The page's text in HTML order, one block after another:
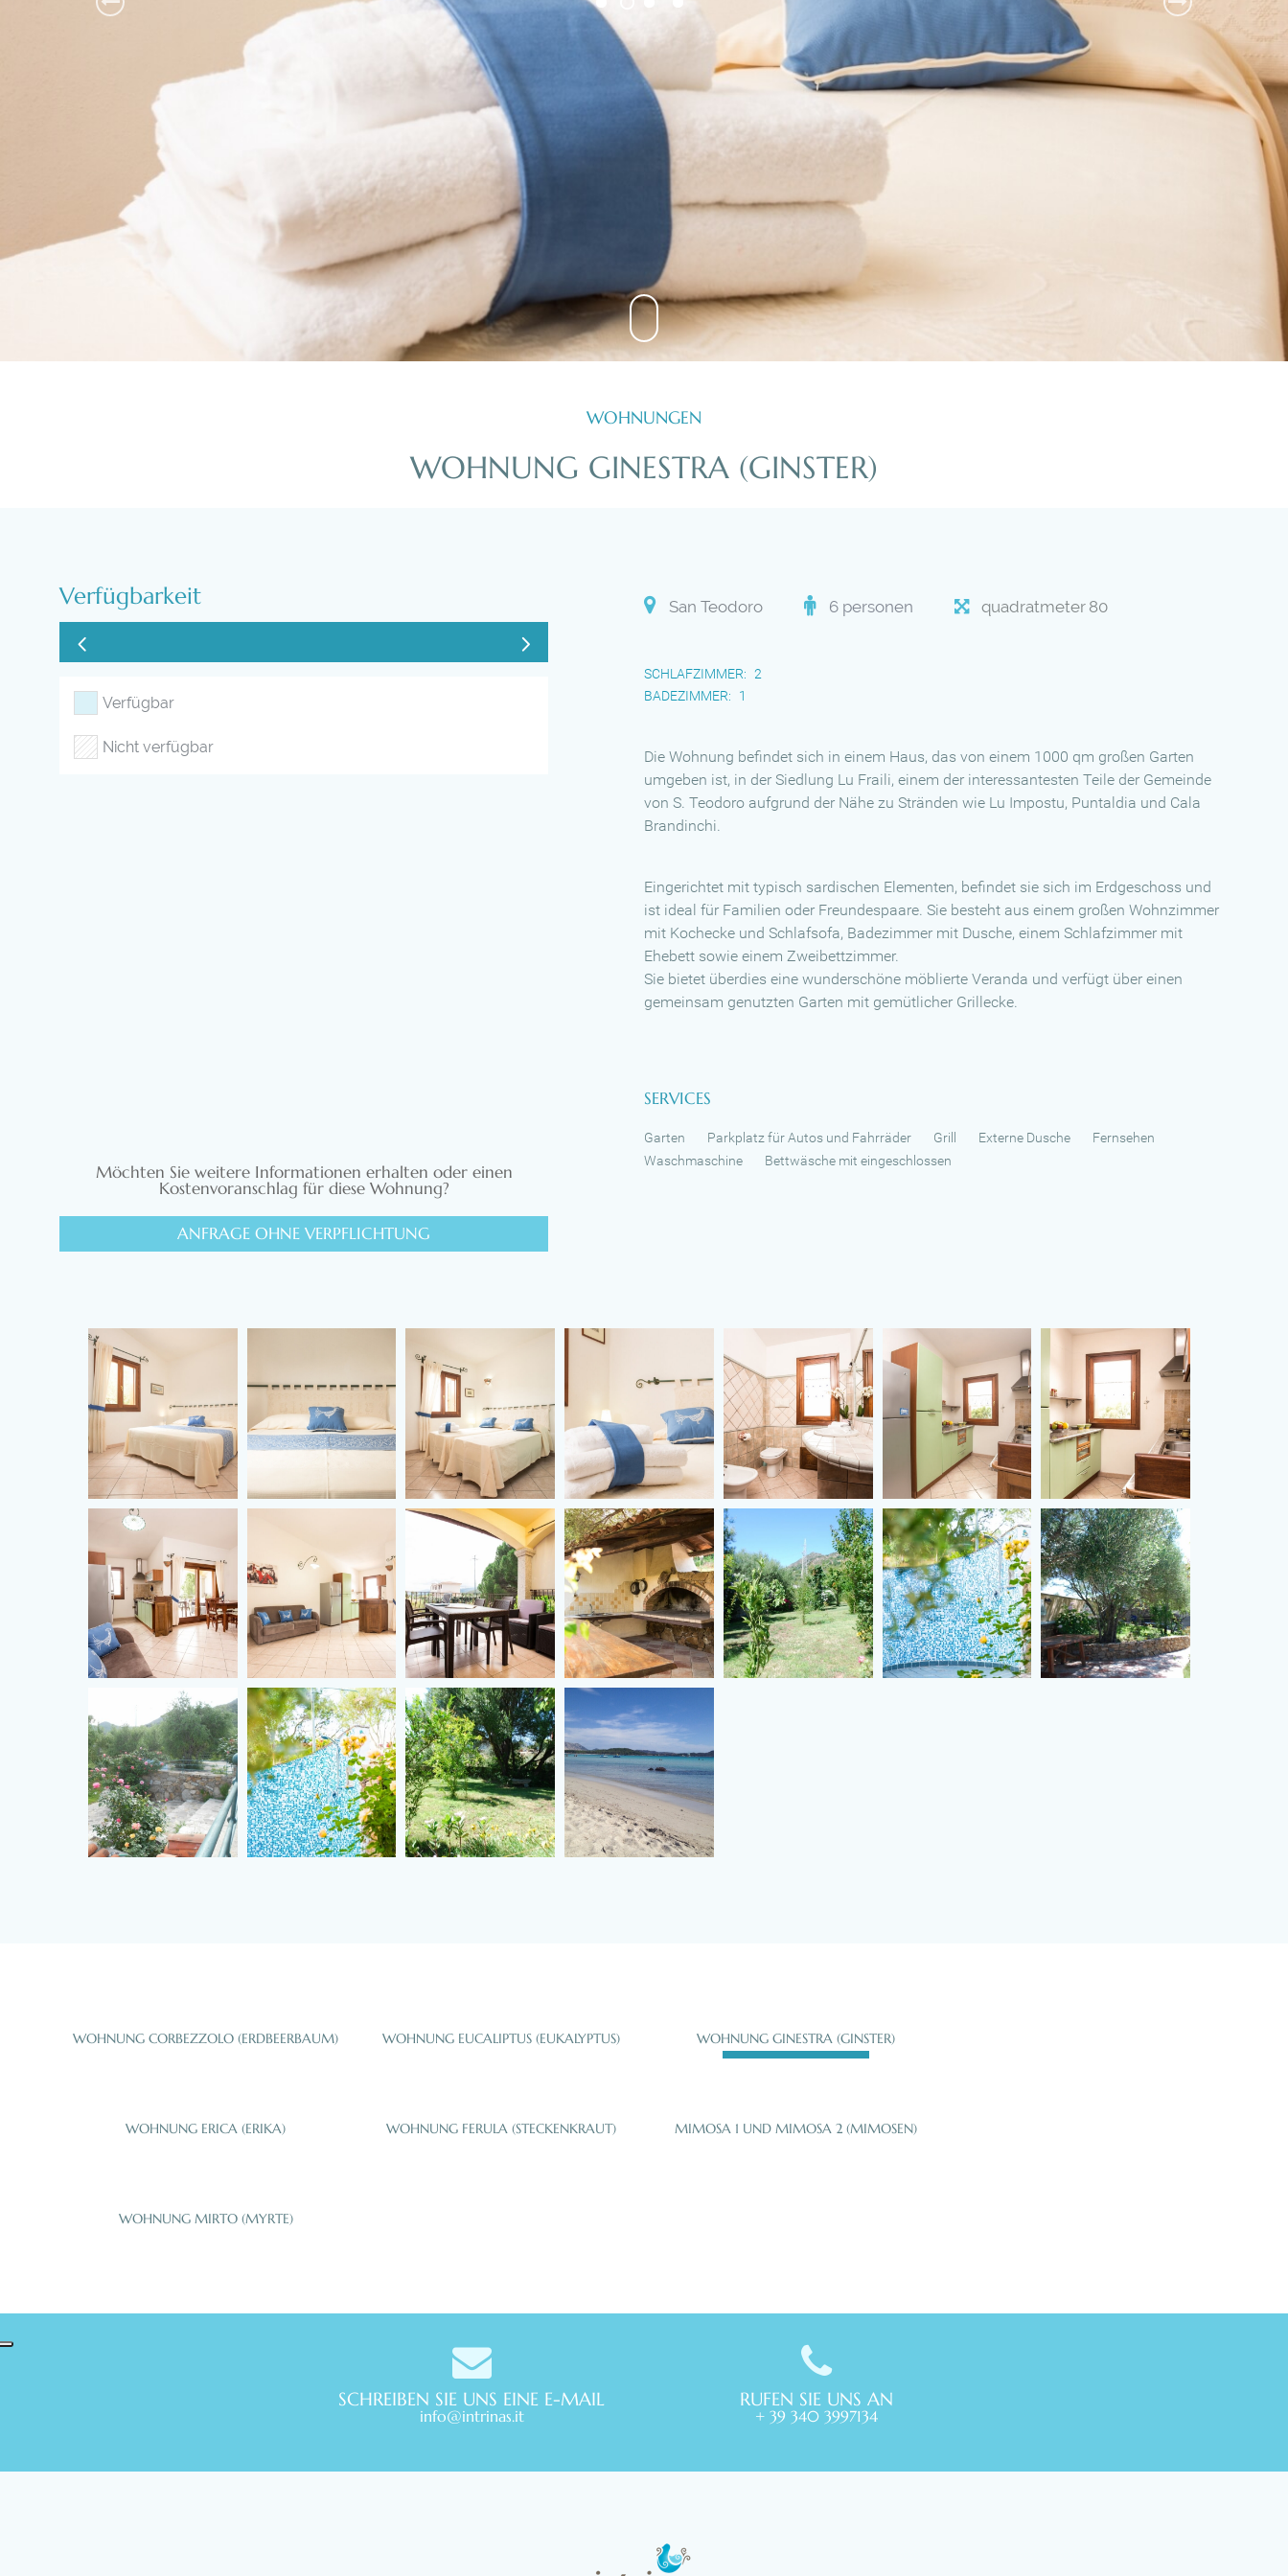
WOHNUNGEN
WOHNUNG GINESTRA (GINSTER)
San Teodoro 6 personen quadratmeter 80
SCHLAFZIMMER
2
BADEZIMMER
1
Die Wohnung befindet sich in einem Haus, das von einem 1000 qm großen Garten
umgeben ist, in der Siedlung Lu Fraili, einem der interessantesten Teile der Gemeinde
von S. Teodoro aufgrund der Nähe zu Stränden wie Lu Impostu, Puntaldia und Cala
Brandinchi.
Eingerichtet mit typisch sardischen Elementen, befindet sie sich im Erdgeschoss und
ist ideal für Familien oder Freundespaare. Sie besteht aus einem großen Wohnzimmer
mit Kochecke und Schlafsofa, Badezimmer mit Dusche, einem Schlafzimmer mit
Ehebett sowie einem Zweibettzimmer.
Sie bietet überdies eine wunderschöne möblierte Veranda und verfügt über einen
gemeinsam genutzten Garten mit gemütlicher Grillecke.
SERVICES
Garten Parkplatz für Autos und Fahrräder Grill Externe Dusche
Fernsehen
Waschmaschine
Bettwäsche mit eingeschlossen
Verfügbarkeit
Verfügbar
Nicht verfügbar
Möchten Sie weitere Informationen erhalten oder einen
Kostenvoranschlag für diese Wohnung?
ANFRAGE OHNE VERPFLICHTUNG
WOHNUNG CORBEZZOLO (ERDBEERBAUM) WOHNUNG EUCALIPTUS (EUKALYPTUS) WOHNUNG GINESTRA (GINSTER)
WOHNUNG ERICA (ERIKA) WOHNUNG FERULA (STECKENKRAUT) MIMOSA 1 UND MIMOSA 2 (MIMOSEN)
WOHNUNG MIRTO (MYRTE)
SCHREIBEN SIE UNS EINE E-MAIL
info@intrinas.it
RUFEN SIE UNS AN
+ 39 340 3997134